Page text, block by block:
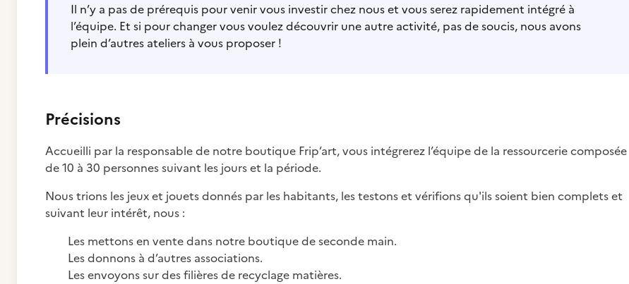
Il n’y a pas de prérequis pour venir vous investir chez nous et vous serez rapidement intégré à
l’équipe. Et si pour changer vous voulez découvrir une autre activité, pas de soucis, nous avons
plein d’autres ateliers à vous proposer !
Précisions
Accueilli par la responsable de notre boutique Frip’art, vous intégrerez l’équipe de la ressourcerie composée
de 10 à 30 personnes suivant les jours et la période.
Nous trions les jeux et jouets donnés par les habitants, les testons et vérifions qu'ils soient bien complets et
suivant leur intérêt, nous :
Les mettons en vente dans notre boutique de seconde main.
Les donnons à d’autres associations.
Les envoyons sur des filières de recyclage matières.